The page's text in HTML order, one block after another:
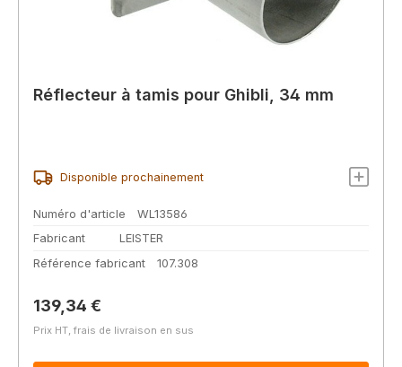
Réflecteur à tamis pour Ghibli, 34 mm
Disponible prochainement
Numéro d'article
WL13586
Fabricant
LEISTER
Référence fabricant
107.308
Prix régulier :
139,34 €
Prix HT, frais de livraison en sus